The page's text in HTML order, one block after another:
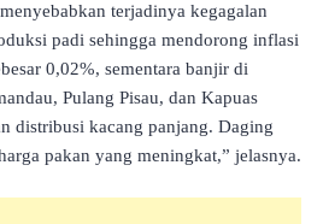
terjadinya kegagalan
padi sehingga mendorong inflasi
0,02%, sementara banjir di
Pulang Pisau, dan Kapuas
distribusi kacang panjang. Daging
pakan yang meningkat,” jelasnya.